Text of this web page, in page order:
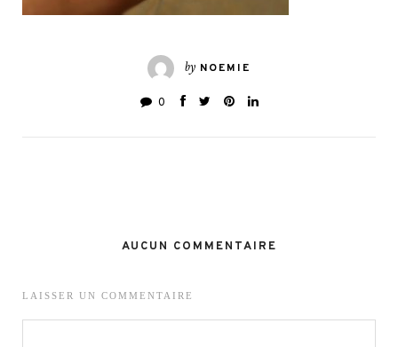
by NOEMIE
0
AUCUN COMMENTAIRE
LAISSER UN COMMENTAIRE